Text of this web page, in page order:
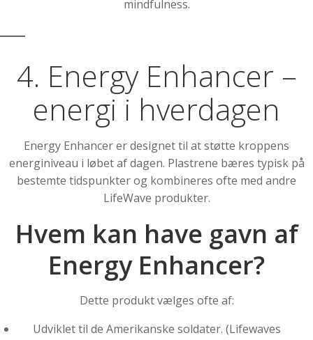
mindfulness.
4. Energy Enhancer –
energi i hverdagen
Energy Enhancer er designet til at støtte kroppens
energiniveau i løbet af dagen. Plastrene bæres typisk på
bestemte tidspunkter og kombineres ofte med andre
LifeWave produkter.
Hvem kan have gavn af
Energy Enhancer?
Dette produkt vælges ofte af:
Udviklet til de Amerikanske soldater. (Lifewaves